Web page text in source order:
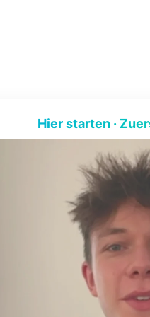
Hier starten ·